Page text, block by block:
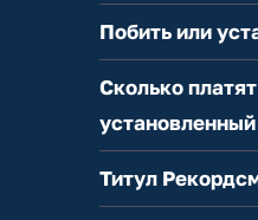
Побить или
Сколько
Титул